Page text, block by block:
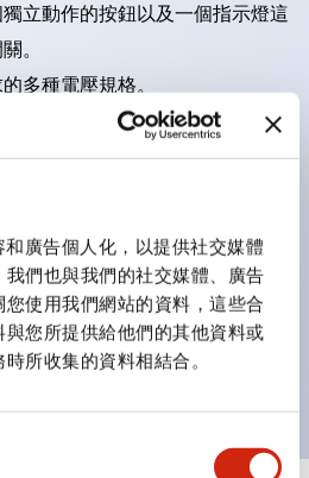
廣告個人化，以提供社交媒體
們也與我們的社交媒體、廣告
使用我們網站的資料，這些合
您所提供給他們的其他資料或
所收集的資料相結合。
立動作的按鈕以及一個指示燈這
。
多種電壓規格。
六種顏色（LSRD 燈泡）。以往
，如今可用單一顆燈泡呈現多種
示燈的亮燈/熄燈狀態，以及點
規範：在危險或緊急狀況下，
於更多人識別。